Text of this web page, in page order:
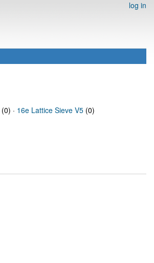
log in
(0) · 16e Lattice Sieve V5 (0)